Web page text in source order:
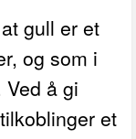
gull er et
og som i
å gi
et